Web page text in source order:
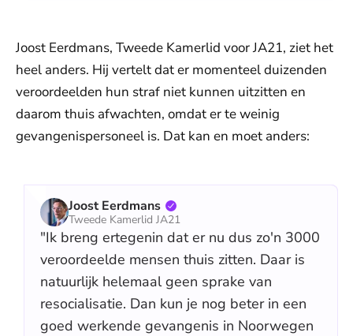
Joost Eerdmans, Tweede Kamerlid voor JA21, ziet het
heel anders. Hij vertelt dat er momenteel duizenden
veroordeelden hun straf niet kunnen uitzitten en
daarom thuis afwachten, omdat er te weinig
gevangenispersoneel is. Dat kan en moet anders:
Joost Eerdmans
Tweede Kamerlid JA21
"Ik breng ertegenin dat er nu dus zo'n 3000
veroordeelde mensen thuis zitten. Daar is
natuurlijk helemaal geen sprake van
resocialisatie. Dan kun je nog beter in een
goed werkende gevangenis in Noorwegen